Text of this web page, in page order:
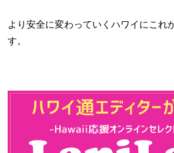
より安全に変わっていくハワイにこれ
す。